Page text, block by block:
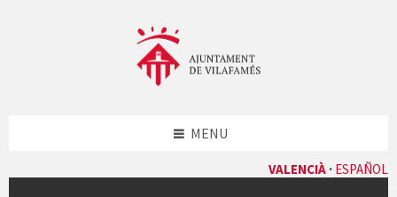
VALENCIÀ ESPAÑOL
MENU